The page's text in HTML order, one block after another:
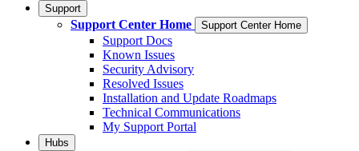
Support
Support Center Home Support Center Home
Support Docs
Known Issues
Security Advisory
Resolved Issues
Installation and Update Roadmaps
Technical Communications
My Support Portal
Hubs